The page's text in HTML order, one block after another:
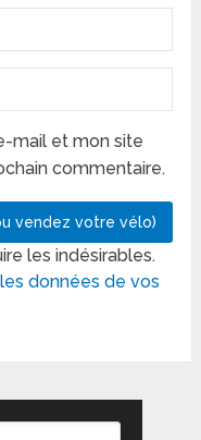
mail et mon site
commentaire.
les indésirables.
données de vos